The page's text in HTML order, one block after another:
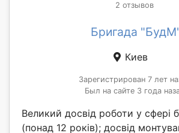
2 отзывов
Бригада
Киев
Зарегистрирован 7 лет
Был на сайте 3 года
Великий досвід роботи у сфері
(понад 12 років); досвід